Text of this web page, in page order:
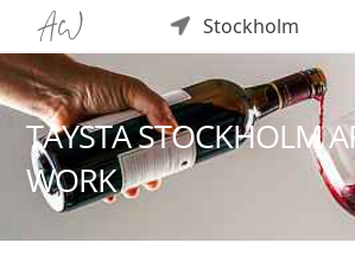
Stockholm
TAYSTA STOCKHOLM
WORK